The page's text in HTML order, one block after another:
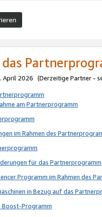
April 2026 (Derzeitige Partner -
am Partnerprogramm
im Rahmen des
für das Partnerprogramm
Programm im Rahmen des
in Bezug auf das
Boost-Programm